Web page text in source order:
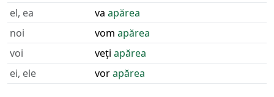
el, ea
va apărea
noi
vom apărea
voi
veți apărea
ei, ele
vorapărea